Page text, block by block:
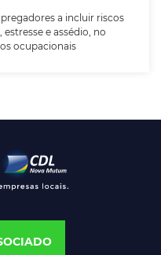
a incluir riscos
e assédio, no
ocupacionais